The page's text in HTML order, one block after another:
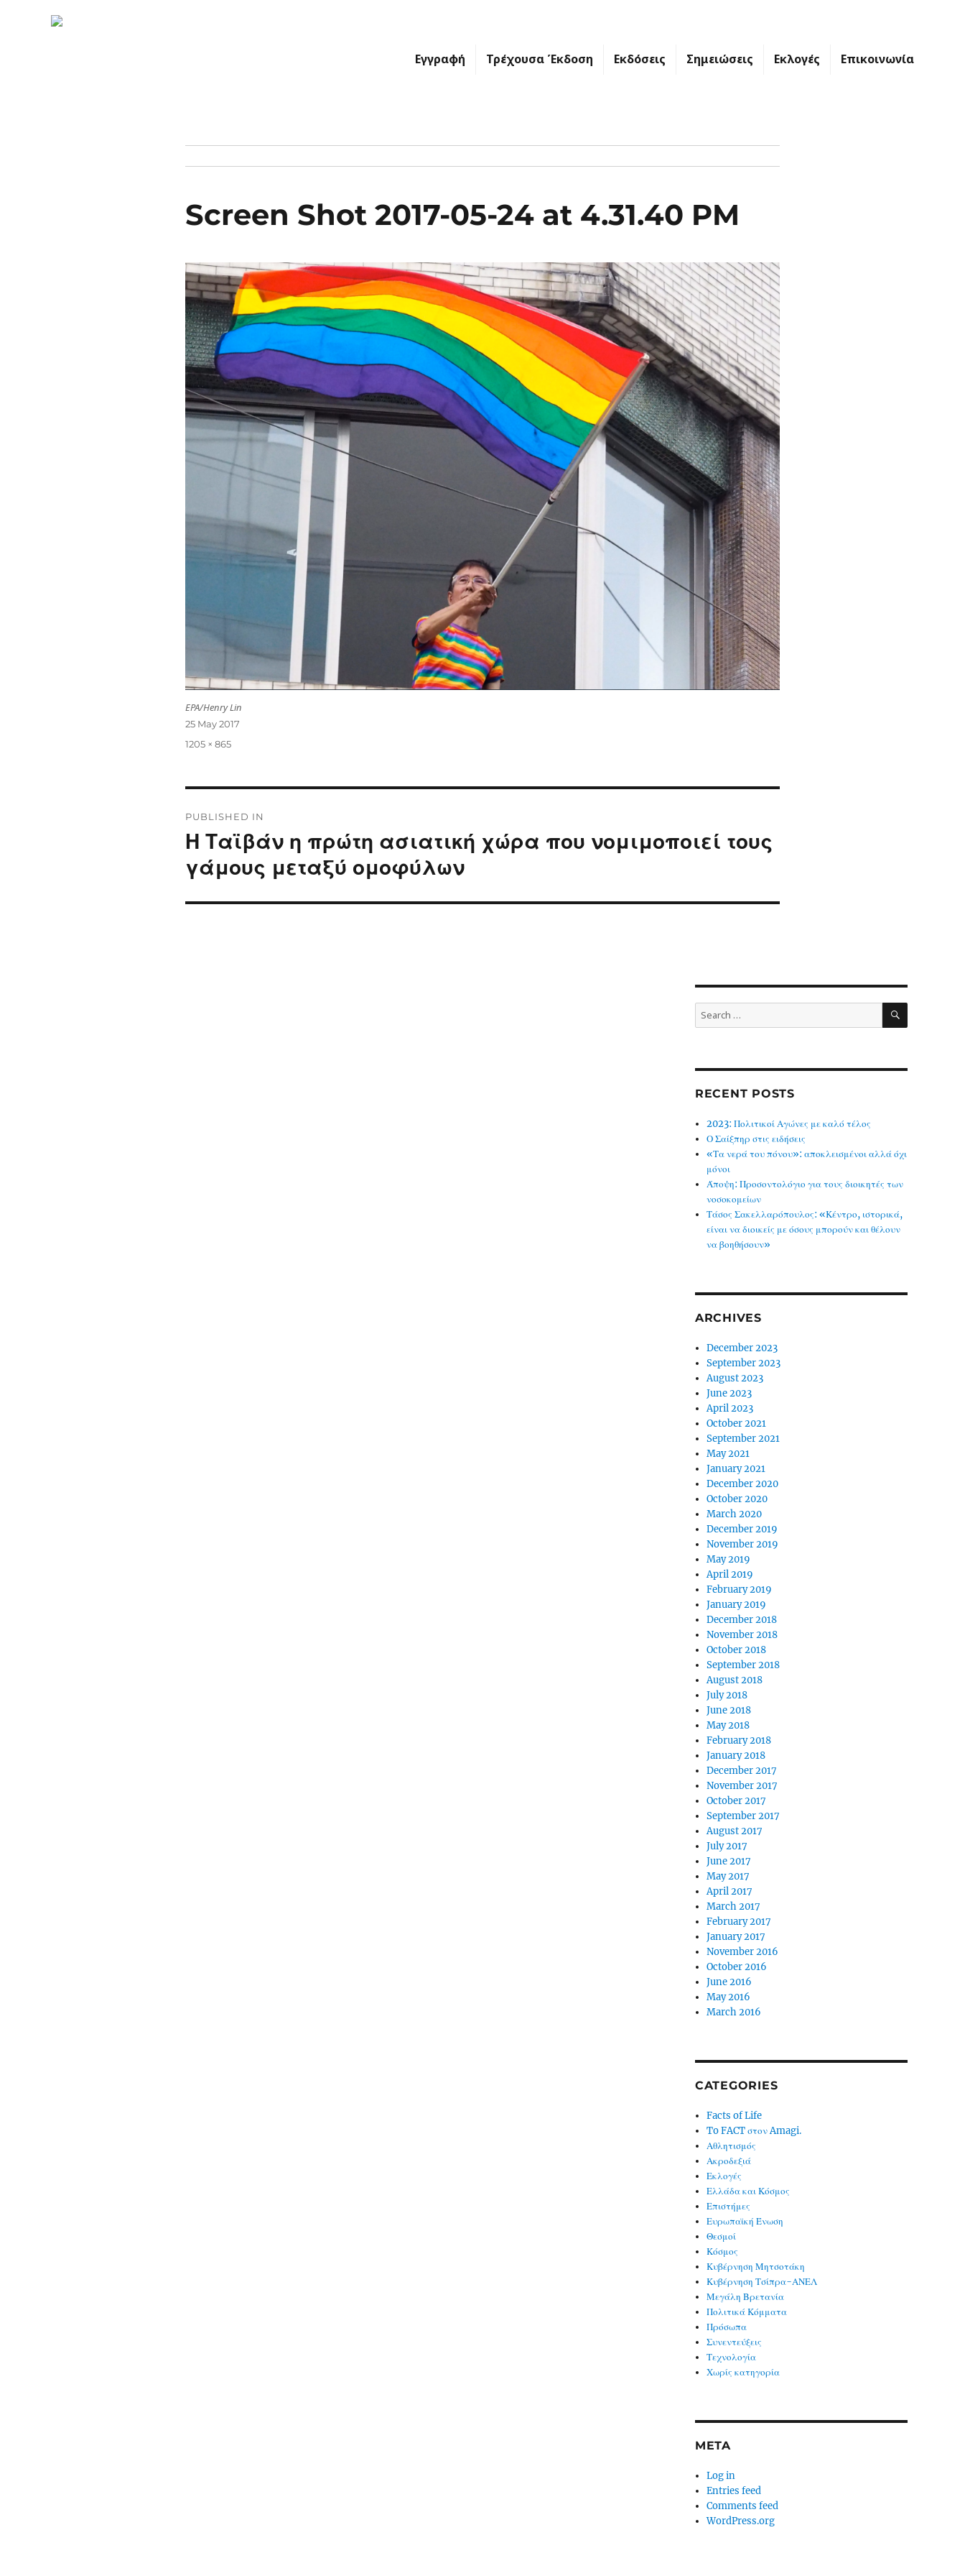
Εγγραφή Τρέχουσα Έκδοση Εκδόσεις Σημειώσεις Εκλογές Επικοινωνία
Screen Shot 2017-05-24 at 4.31.40 PM
EPA/Henry Lin
Posted
25 May 2017
Full
1205 × 865
navigation
PUBLISHED IN
Η Ταϊβάν η πρώτη ασιατική χώρα που νομιμοποιεί τους
γάμους μεταξύ ομοφύλων
Search
for:
SEARCH
RECENT POSTS
2023: Πολιτικοί Αγώνες με καλό τέλος
Ο Σαίξπηρ στις ειδήσεις
«Τα νερά του πόνου»: αποκλεισμένοι αλλά όχι
μόνοι
Άποψη: Προσοντολόγιο για τους διοικητές των
νοσοκομείων
Τάσος Σακελλαρόπουλος: «Κέντρο, ιστορικά,
είναι να διοικείς με όσους μπορούν και θέλουν
να βοηθήσουν»
ARCHIVES
December 2023
September 2023
August 2023
June 2023
April 2023
October 2021
September 2021
May 2021
January 2021
December 2020
October 2020
March 2020
December 2019
November 2019
May 2019
April 2019
February 2019
January 2019
December 2018
November 2018
October 2018
September 2018
August 2018
July 2018
June 2018
May 2018
February 2018
January 2018
December 2017
November 2017
October 2017
September 2017
August 2017
July 2017
June 2017
May 2017
April 2017
March 2017
February 2017
January 2017
November 2016
October 2016
June 2016
May 2016
March 2016
CATEGORIES
Facts of Life
To FACT στον Amagi.
Αθλητισμός
Ακροδεξιά
Εκλογές
Ελλάδα και Κόσμος
Επιστήμες
Ευρωπαϊκή Ένωση
Θεσμοί
Κόσμος
Κυβέρνηση Μητσοτάκη
Κυβέρνηση Τσίπρα-ΑΝΕΛ
Μεγάλη Βρετανία
Πολιτικά Κόμματα
Πρόσωπα
Συνεντεύξεις
Τεχνολογία
Χωρίς κατηγορία
META
Log in
Entries feed
Comments feed
WordPress.org